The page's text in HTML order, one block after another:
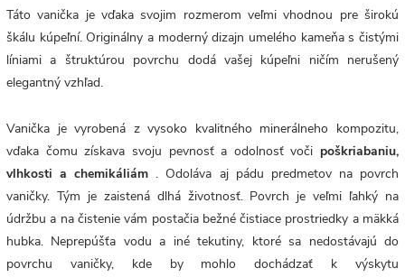
Táto vanička je vďaka svojim rozmerom veľmi vhodnou pre širokú
škálu kúpeľní. Originálny a moderný dizajn umelého kameňa s čistými
líniami a štruktúrou povrchu dodá vašej kúpeľni ničím nerušený
elegantný vzhľad.
Vanička je vyrobená z vysoko kvalitného minerálneho kompozitu,
vďaka čomu získava svoju pevnosť a odolnosť voči poškriabaniu,
vlhkosti a chemikáliám . Odoláva aj pádu predmetov na povrch
vaničky. Tým je zaistená dlhá životnosť. Povrch je veľmi ľahký na
údržbu a na čistenie vám postačia bežné čistiace prostriedky a mäkká
hubka. Neprepúšťa vodu a iné tekutiny, ktoré sa nedostávajú do
povrchu vaničky, kde by mohlo dochádzať k výskytu